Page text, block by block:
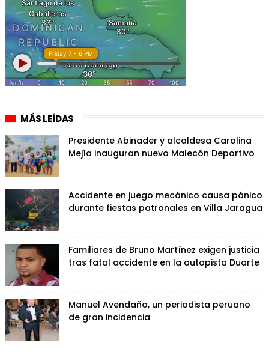
MÁS LEÍDAS
Presidente Abinader y alcaldesa Carolina
Mejía inauguran nuevo Malecón Deportivo
Accidente en juego mecánico causa pánico
durante fiestas patronales en Villa Jaragua
Familiares de Bruno Martínez exigen justicia
tras fatal accidente en la autopista Duarte
Manuel Avendaño, un periodista peruano
de gran incidencia